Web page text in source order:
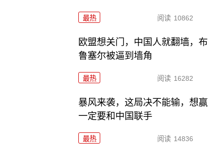
最热 阅读 10862
欧盟想关门，中国人就翻墙，布
鲁塞尔被逼到墙角
最热 阅读 16282
暴风来袭，这局决不能输，想赢
一定要和中国联手
最热 阅读 14836